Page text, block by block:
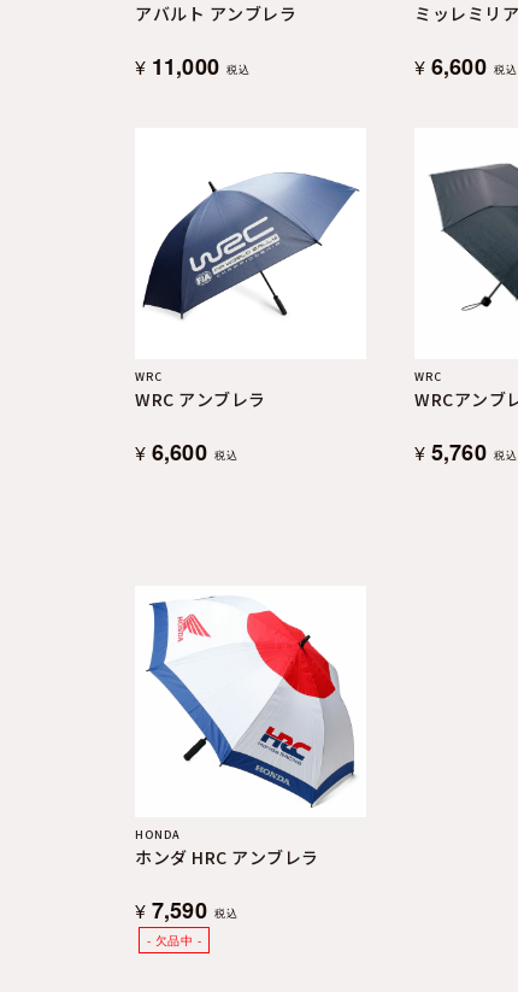
アバルト アンブレラ
¥ 11,000 税込
ミッレミリ
¥ 6,600 税込
WRC
WRC アンブレラ
¥ 6,600 税込
WRC
WRCアンブ
¥ 5,760 税込
HONDA
ホンダ HRC アンブレラ
¥ 7,590 税込